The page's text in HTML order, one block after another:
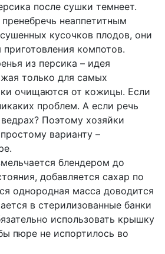
после сушки темнеет.
неаппетитным
кусочков плодов, они
приготовления компотов.
из персика – идея
только для самых
очищаются от кожицы. Если
проблем. А если речь
Поэтому хозяйки
варианту –
блендером до
добавляется сахар по
однородная масса доводится
в стерилизованные банки
использовать крышку
пюре не испортилось во